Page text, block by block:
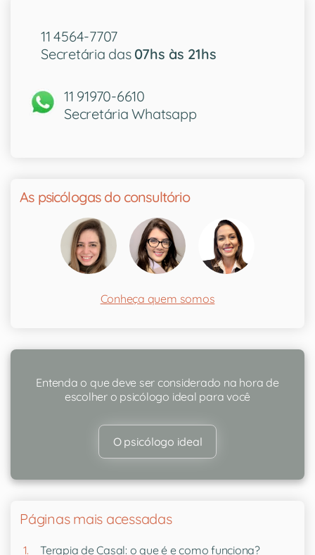
11 4564-7707
Secretária das 07hs às 21hs
11 91970-6610
Secretária Whatsapp
As psicólogas do consultório
Conheça quem somos
Entenda o que deve ser considerado na hora de
escolher o psicólogo ideal para você
O psicólogo ideal
Páginas mais acessadas
Terapia de Casal: o que é e como funciona?